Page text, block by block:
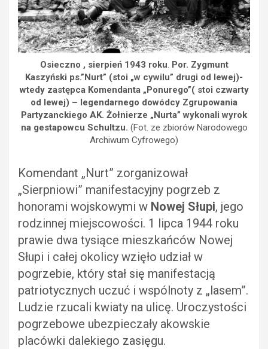
Osieczno , sierpień 1943 roku. Por. Zygmunt
Kaszyński ps.”Nurt” (stoi „w cywilu” drugi od lewej)-
wtedy zastępca Komendanta „Ponurego”( stoi czwarty
od lewej) – legendarnego dowódcy Zgrupowania
Partyzanckiego AK. Żołnierze „Nurta” wykonali wyrok
na gestapowcu Schultzu. (Fot. ze zbiorów Narodowego
Archiwum Cyfrowego)
Komendant „Nurt” zorganizował
„Sierpniowi” manifestacyjny pogrzeb z
honorami wojskowymi w Nowej Słupi, jego
rodzinnej miejscowości. 1 lipca 1944 roku
prawie dwa tysiące mieszkańców Nowej
Słupi i całej okolicy wzięło udział w
pogrzebie, który stał się manifestacją
patriotycznych uczuć i wspólnoty z „lasem”.
Ludzie rzucali kwiaty na ulicę. Uroczystości
pogrzebowe ubezpieczały akowskie
placówki dalekiego zasięgu.